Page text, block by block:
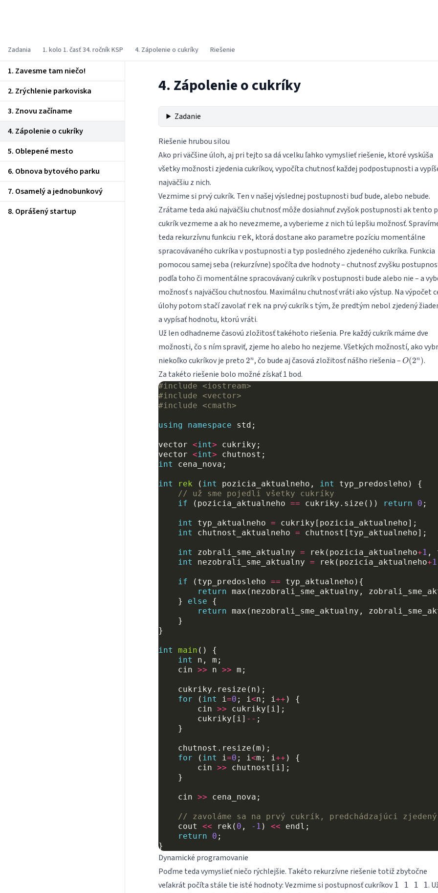
Zadania 1. kolo 1. časť 34. ročník KSP 4. Zápolenie o cukríky Riešenie
1. Zavesme tam niečo!
2. Zrýchlenie parkoviska
3. Znovu začíname
4. Zápolenie o cukríky
5. Oblepené mesto
6. Obnova bytového parku
7. Osamelý a jednobunkový
8. Oprášený startup
4. Zápolenie o cukríky
Zadanie
Riešenie hrubou silou
Ako pri väčšine úloh, aj pri tejto sa dá vcelku ľahko vymyslieť riešenie, ktoré vyskúša
všetky možnosti zjedenia cukríkov, vypočíta chutnosť každej podpostupnosti a
najväčšiu z nich.
Vezmime si prvý cukrík. Ten v našej výslednej postupnosti buď bude, alebo nebude.
Zrátame teda akú najväčšiu chutnosť môže dosiahnuť zvyšok postupnosti ak tento
cukrík vezmeme a ak ho nevezmeme, a vyberieme z nich tú lepšiu možnosť.
teda rekurzívnu funkciu rek, ktorá dostane ako parametre pozíciu momentálne
spracovávaného cukríka v postupnosti a typ posledného zjedeného cukríka. Funkcia
pomocou samej seba (rekurzívne) spočíta dve hodnoty – chutnosť zvyšku
podľa toho či momentálne spracovávaný cukrík v postupnosti bude alebo nie – a
možnosť s najväčšou chutnosťou. Maximálnu chutnosť vráti ako výstup. Na výpočet
úlohy potom stačí zavolať rek na prvý cukrík s tým, že predtým nebol zjedený
a vypísať hodnotu, ktorú vráti.
Už len odhadneme časovú zložitosť takéhoto riešenia. Pre každý cukrík máme dve
možnosti, čo s ním spraviť, zjeme ho alebo ho nezjeme. Všetkých možností, ako
niekoľko cukríkov je preto 2^n
2n , čo bude aj časová zložitosť nášho riešenia – O(2^n)
O(2n).
Za takéto riešenie bolo možné získať 1 bod.
#include <iostream>
#include <vector>
#include <cmath>
using namespace std ;
vector <int> cukriky ;
vector <int> chutnost ;
int
cena_nova ;
int rek ( int pozicia_aktualneho , int typ_predosleho )
{
// už sme pojedli všetky cukríky
if
( pozicia_aktualneho == cukriky . size ()) return 0 ;
int typ_aktualneho = cukriky [ pozicia_aktualneho];
int
chutnost_aktualneho = chutnost [ typ_aktualneho];
int zobrali_sme_aktualny = rek ( pozicia_aktualneho+1 ,
int
nezobrali_sme_aktualny = rek ( pozicia_aktualneho+1
if ( typ_predosleho == typ_aktualneho ){
return max ( nezobrali_sme_aktualny ,
}
else
{
return max ( nezobrali_sme_aktualny ,
}
}
int main ()
{
int
n , m ;
cin >> n >> m ;
cukriky . resize ( n );
for
( int i=0 ; i<n ; i++ )
{
cin >> cukriky [ i];
cukriky [ i] -- ;
}
chutnost . resize (m );
for
( int i=0 ; i<m ; i++ )
{
cin >> chutnost [ i];
}
cin >> cena_nova ;
// zavoláme sa na prvý cukrík, predchádzajúci
cout
<< rek ( 0 , -1 ) << endl ;
return
0 ;
}
Dynamické programovanie
Poďme teda vymyslieť niečo rýchlejšie. Takéto rekurzívne riešenie totiž zbytočne
veľakrát počíta stále tie isté hodnoty: Vezmime si postupnosť cukríkov 1 1 1 1.